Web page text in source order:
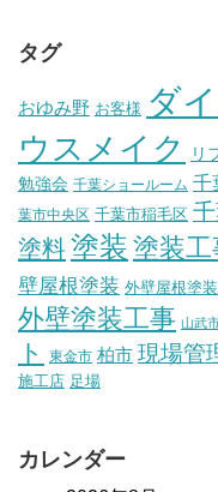
タグ
おゆみ野 お客様 ダ
ウスメイク
リ
勉強会 千葉ショールーム 千
葉市中央区 千葉市稲毛区
塗料塗装 塗装工
壁屋根塗装 外壁屋根塗
外壁塗装工事 山武
ト
東金市 柏市 現場管
施工店 足場
カレンダー